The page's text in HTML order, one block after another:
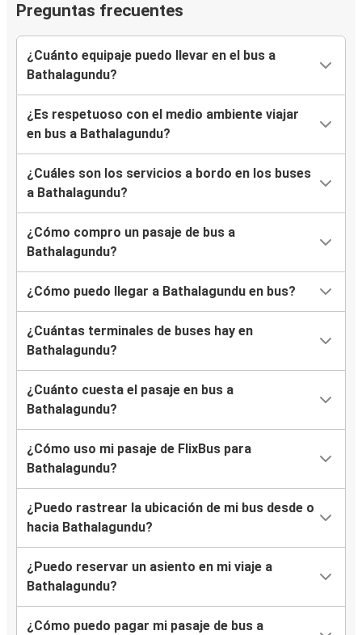
Preguntas frecuentes
¿Cuánto equipaje puedo llevar en el bus a
Bathalagundu?
¿Es respetuoso con el medio ambiente viajar
en bus a Bathalagundu?
¿Cuáles son los servicios a bordo en los buses
a Bathalagundu?
¿Cómo compro un pasaje de bus a
Bathalagundu?
¿Cómo puedo llegar a Bathalagundu en bus?
¿Cuántas terminales de buses hay en
Bathalagundu?
¿Cuánto cuesta el pasaje en bus a
Bathalagundu?
¿Cómo uso mi pasaje de FlixBus para
Bathalagundu?
¿Puedo rastrear la ubicación de mi bus desde o
hacia Bathalagundu?
¿Puedo reservar un asiento en mi viaje a
Bathalagundu?
¿Cómo puedo pagar mi pasaje de bus a